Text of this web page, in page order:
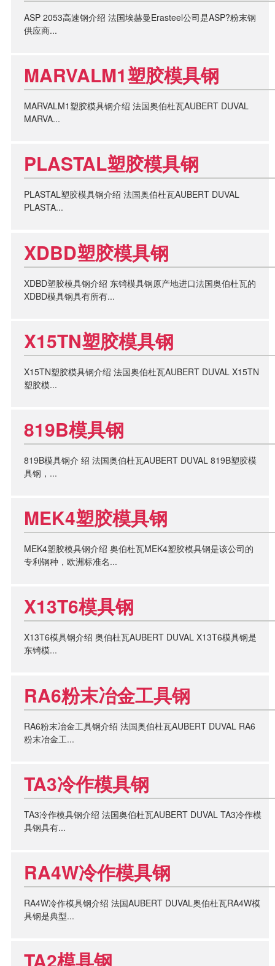
ASP 2053高速钢介绍 法国埃赫曼Erasteel公司是ASP?粉末钢
供应商...
MARVALM1塑胶模具钢
MARVALM1塑胶模具钢介绍 法国奥伯杜瓦AUBERT DUVAL
MARVA...
PLASTAL塑胶模具钢
PLASTAL塑胶模具钢介绍 法国奥伯杜瓦AUBERT DUVAL
PLASTA...
XDBD塑胶模具钢
XDBD塑胶模具钢介绍 东锜模具钢原产地进口法国奥伯杜瓦的
XDBD模具钢具有所有...
X15TN塑胶模具钢
X15TN塑胶模具钢介绍 法国奥伯杜瓦AUBERT DUVAL X15TN
塑胶模...
819B模具钢
819B模具钢介 绍 法国奥伯杜瓦AUBERT DUVAL 819B塑胶模
具钢，...
MEK4塑胶模具钢
MEK4塑胶模具钢介绍 奥伯杜瓦MEK4塑胶模具钢是该公司的
专利钢种，欧洲标准名...
X13T6模具钢
X13T6模具钢介绍 奥伯杜瓦AUBERT DUVAL X13T6模具钢是
东锜模...
RA6粉末冶金工具钢
RA6粉末冶金工具钢介绍 法国奥伯杜瓦AUBERT DUVAL RA6
粉末冶金工...
TA3冷作模具钢
TA3冷作模具钢介绍 法国奥伯杜瓦AUBERT DUVAL TA3冷作模
具钢具有...
RA4W冷作模具钢
RA4W冷作模具钢介绍 法国AUBERT DUVAL奥伯杜瓦RA4W模
具钢是典型...
TA2模具钢